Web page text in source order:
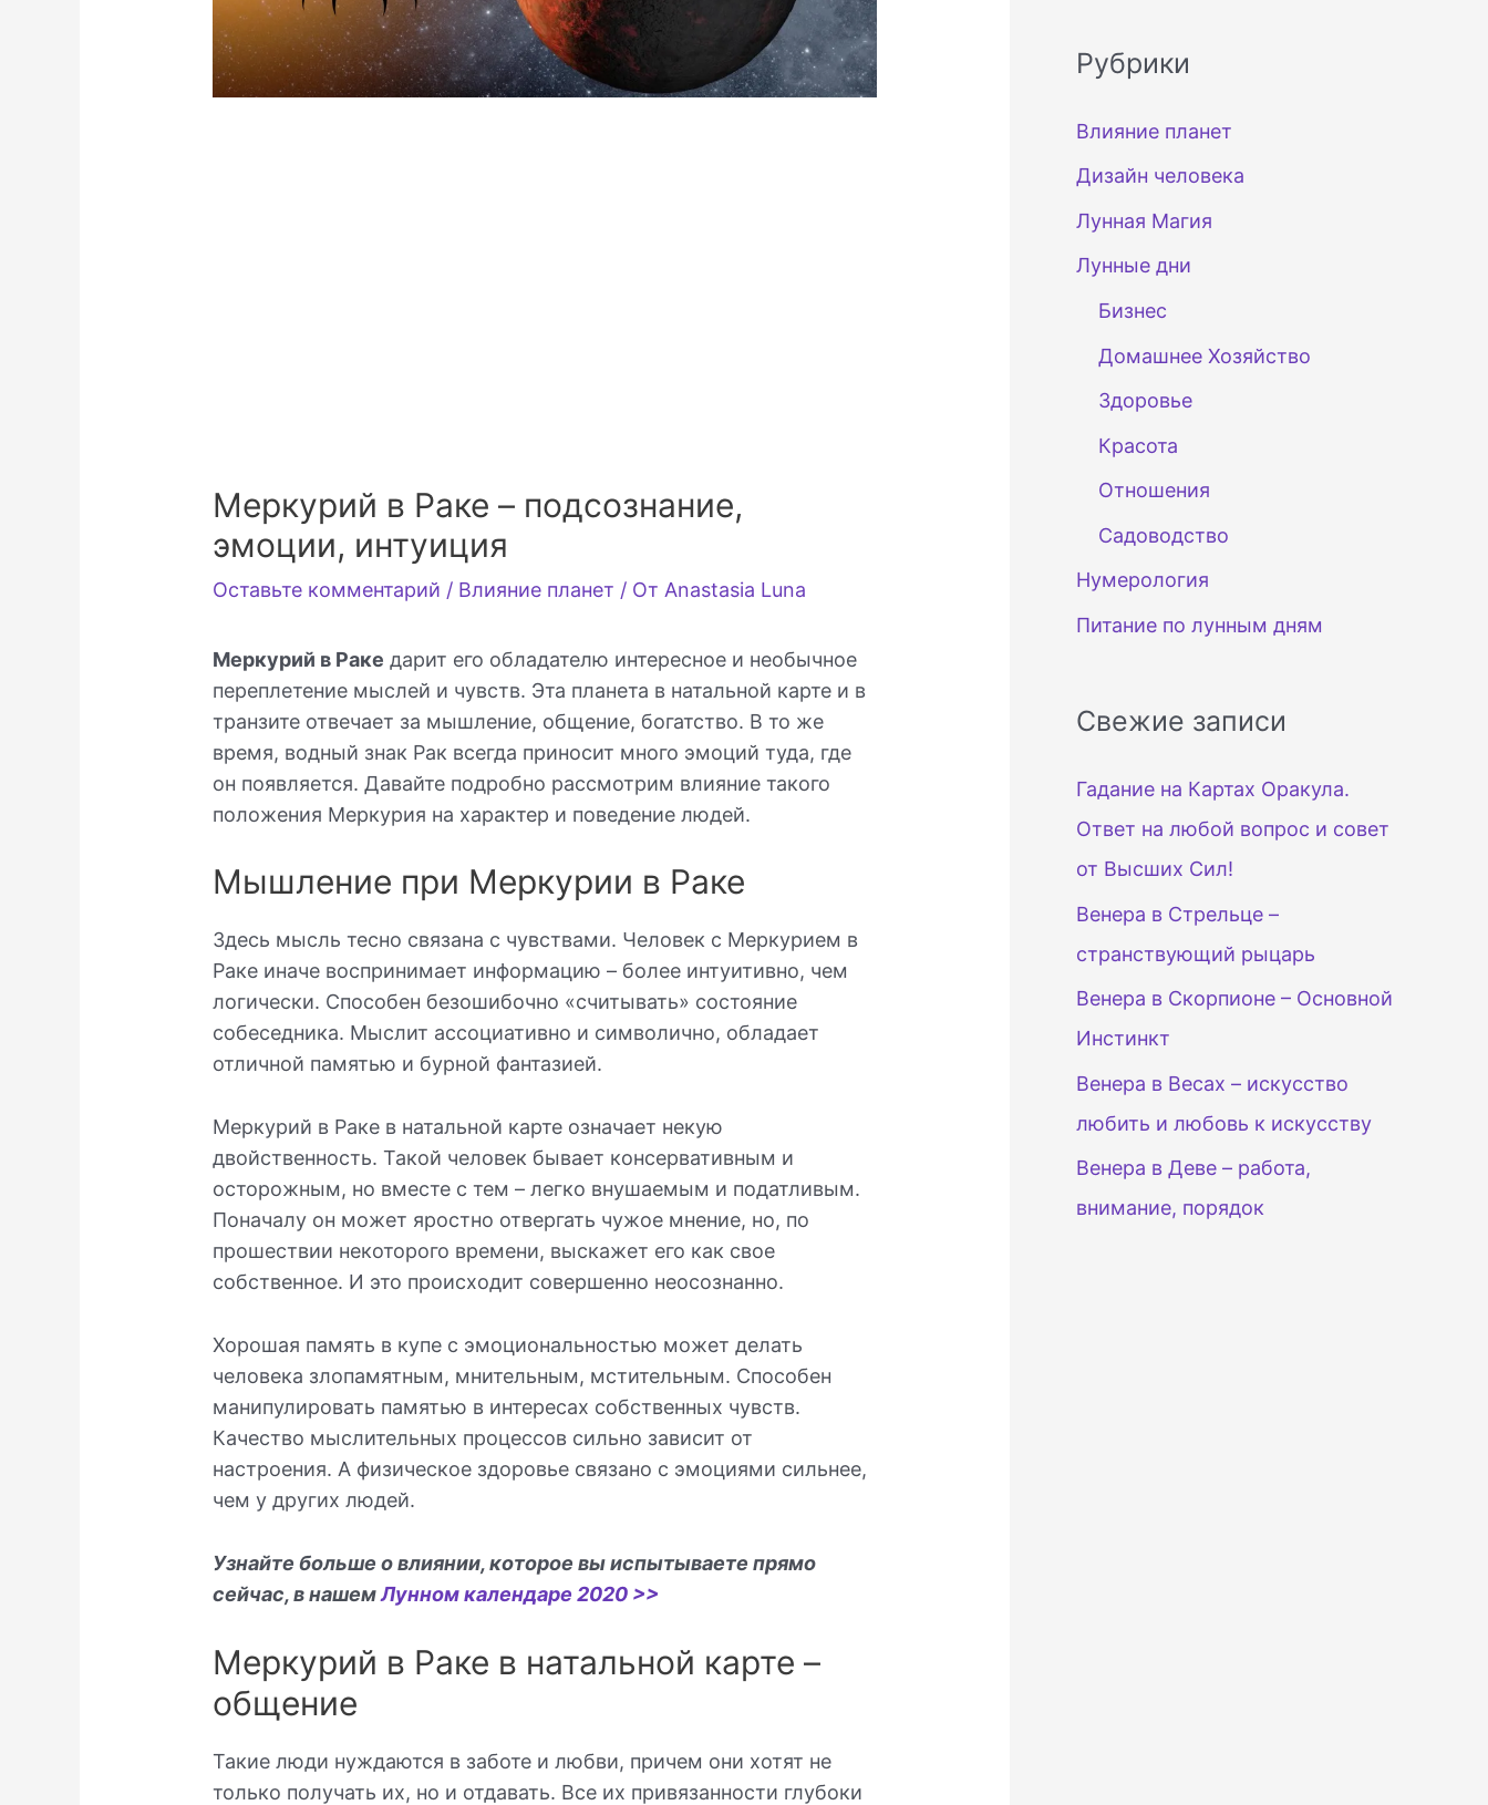
Меркурий в Раке – подсознание,
эмоции, интуиция
Оставьте комментарий / Влияние планет / От Anastasia Luna
Меркурий в Раке дарит его обладателю интересное и необычное
переплетение мыслей и чувств. Эта планета в натальной карте и в
транзите отвечает за мышление, общение, богатство. В то же
время, водный знак Рак всегда приносит много эмоций туда, где
он появляется. Давайте подробно рассмотрим влияние такого
положения Меркурия на характер и поведение людей.
Мышление при Меркурии в Раке
Здесь мысль тесно связана с чувствами. Человек с Меркурием в
Раке иначе воспринимает информацию – более интуитивно, чем
логически. Способен безошибочно «считывать» состояние
собеседника. Мыслит ассоциативно и символично, обладает
отличной памятью и бурной фантазией.
Меркурий в Раке в натальной карте означает некую
двойственность. Такой человек бывает консервативным и
осторожным, но вместе с тем – легко внушаемым и податливым.
Поначалу он может яростно отвергать чужое мнение, но, по
прошествии некоторого времени, выскажет его как свое
собственное. И это происходит совершенно неосознанно.
Хорошая память в купе с эмоциональностью может делать
человека злопамятным, мнительным, мстительным. Способен
манипулировать памятью в интересах собственных чувств.
Качество мыслительных процессов сильно зависит от
настроения. А физическое здоровье связано с эмоциями сильнее,
чем у других людей.
Узнайте больше о влиянии, которое вы испытываете прямо
сейчас, в нашемЛунном календаре 2020 >>
Меркурий в Раке в натальной карте –
общение
Такие люди нуждаются в заботе и любви, причем они хотят не
только получать их, но и отдавать. Все их привязанности глубоки
Рубрики
Влияние планет
Дизайн человека
Лунная Магия
Лунные дни
Бизнес
Домашнее Хозяйство
Здоровье
Красота
Отношения
Садоводство
Нумерология
Питание по лунным дням
Свежие записи
Гадание на Картах Оракула.
Ответ на любой вопрос и совет
от Высших Сил!
Венера в Стрельце –
странствующий рыцарь
Венера в Скорпионе – Основной
Инстинкт
Венера в Весах – искусство
любить и любовь к искусству
Венера в Деве – работа,
внимание, порядок